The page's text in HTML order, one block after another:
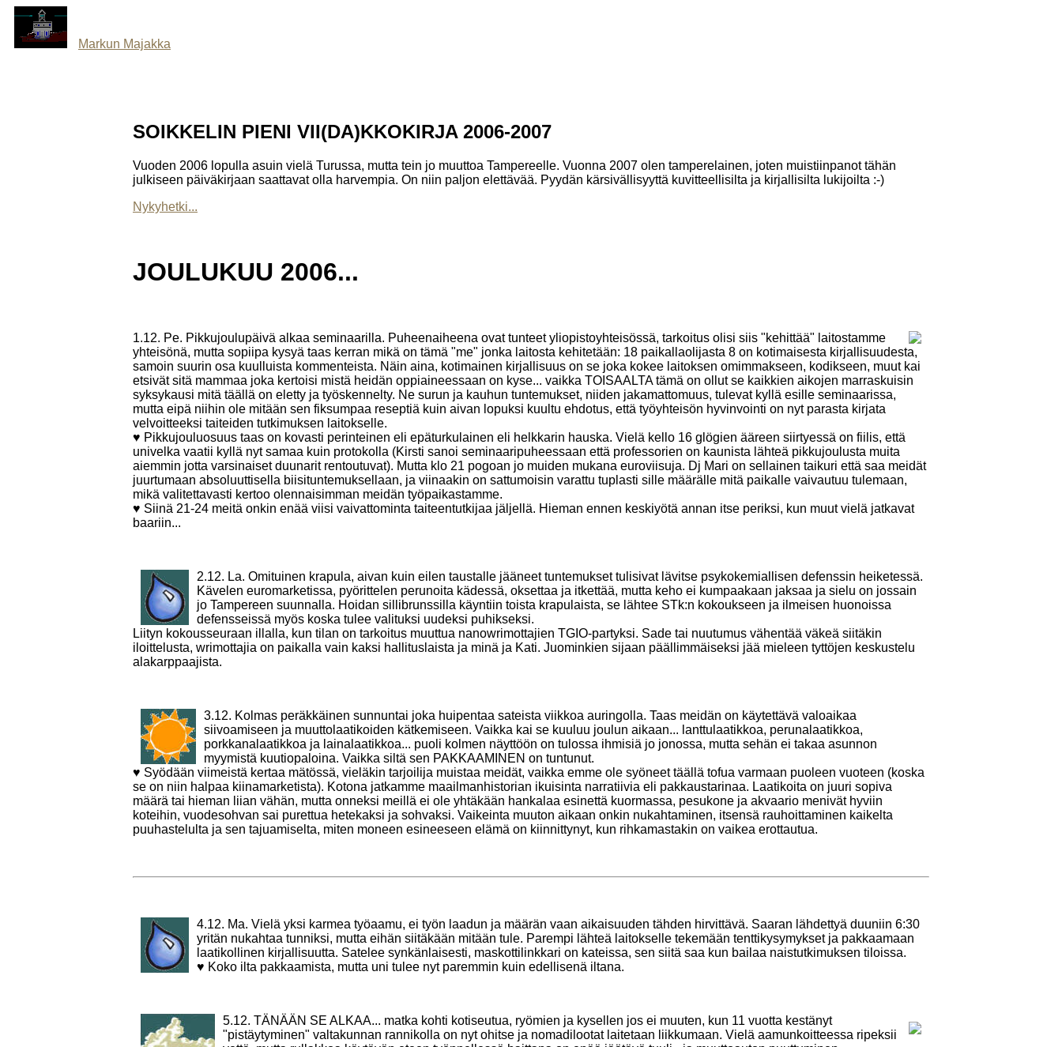
Markun Majakka
SOIKKELIN PIENI VII(DA)KKOKIRJA 2006-2007
Vuoden 2006 lopulla asuin vielä Turussa, mutta tein jo muuttoa Tampereelle. Vuonna 2007 olen tamperelainen, joten muistiinpanot tähän
julkiseen päiväkirjaan saattavat olla harvempia. On niin paljon elettävää. Pyydän kärsivällisyyttä kuvitteellisilta ja kirjallisilta lukijoilta :-)
Nykyhetki...
JOULUKUU 2006...
1.12. Pe. Pikkujoulupäivä alkaa seminaarilla. Puheenaiheena ovat tunteet yliopistoyhteisössä, tarkoitus olisi siis "kehittää" laitostamme
yhteisönä, mutta sopiipa kysyä taas kerran mikä on tämä "me" jonka laitosta kehitetään: 18 paikallaolijasta 8 on kotimaisesta kirjallisuudesta,
samoin suurin osa kuulluista kommenteista. Näin aina, kotimainen kirjallisuus on se joka kokee laitoksen omimmakseen, kodikseen, muut kai
etsivät sitä mammaa joka kertoisi mistä heidän oppiaineessaan on kyse... vaikka TOISAALTA tämä on ollut se kaikkien aikojen marraskuisin
syksykausi mitä täällä on eletty ja työskennelty. Ne surun ja kauhun tuntemukset, niiden jakamattomuus, tulevat kyllä esille seminaarissa,
mutta eipä niihin ole mitään sen fiksumpaa reseptiä kuin aivan lopuksi kuultu ehdotus, että työyhteisön hyvinvointi on nyt parasta kirjata
velvoitteeksi taiteiden tutkimuksen laitokselle.
♥ Pikkujouluosuus taas on kovasti perinteinen eli epäturkulainen eli helkkarin hauska. Vielä kello 16 glögien ääreen siirtyessä on fiilis, että
univelka vaatii kyllä nyt samaa kuin protokolla (Kirsti sanoi seminaaripuheessaan että professorien on kaunista lähteä pikkujoulusta muita
aiemmin jotta varsinaiset duunarit rentoutuvat). Mutta klo 21 pogoan jo muiden mukana euroviisuja. Dj Mari on sellainen taikuri että saa meidät
juurtumaan absoluuttisella biisituntemuksellaan, ja viinaakin on sattumoisin varattu tuplasti sille määrälle mitä paikalle vaivautuu tulemaan,
mikä valitettavasti kertoo olennaisimman meidän työpaikastamme.
♥ Siinä 21-24 meitä onkin enää viisi vaivattominta taiteentutkijaa jäljellä. Hieman ennen keskiyötä annan itse periksi, kun muut vielä jatkavat
baariin...
2.12. La. Omituinen krapula, aivan kuin eilen taustalle jääneet tuntemukset tulisivat lävitse psykokemiallisen defenssin heiketessä.
Kävelen euromarketissa, pyörittelen perunoita kädessä, oksettaa ja itkettää, mutta keho ei kumpaakaan jaksaa ja sielu on jossain
jo Tampereen suunnalla. Hoidan sillibrunssilla käyntiin toista krapulaista, se lähtee STk:n kokoukseen ja ilmeisen huonoissa
defensseissä myös koska tulee valituksi uudeksi puhikseksi.
Liityn kokousseuraan illalla, kun tilan on tarkoitus muuttua nanowrimottajien TGIO-partyksi. Sade tai nuutumus vähentää väkeä siitäkin
iloittelusta, wrimottajia on paikalla vain kaksi hallituslaista ja minä ja Kati. Juominkien sijaan päällimmäiseksi jää mieleen tyttöjen keskustelu
alakarppaajista.
3.12. Kolmas peräkkäinen sunnuntai joka huipentaa sateista viikkoa auringolla. Taas meidän on käytettävä valoaikaa
siivoamiseen ja muuttolaatikoiden kätkemiseen. Vaikka kai se kuuluu joulun aikaan... lanttulaatikkoa, perunalaatikkoa,
porkkanalaatikkoa ja lainalaatikkoa... puoli kolmen näyttöön on tulossa ihmisiä jo jonossa, mutta sehän ei takaa asunnon
myymistä kuutiopaloina. Vaikka siltä sen PAKKAAMINEN on tuntunut.
♥ Syödään viimeistä kertaa mätössä, vieläkin tarjoilija muistaa meidät, vaikka emme ole syöneet täällä tofua varmaan puoleen vuoteen (koska
se on niin halpaa kiinamarketista). Kotona jatkamme maailmanhistorian ikuisinta narratiivia eli pakkaustarinaa. Laatikoita on juuri sopiva
määrä tai hieman liian vähän, mutta onneksi meillä ei ole yhtäkään hankalaa esinettä kuormassa, pesukone ja akvaario menivät hyviin
koteihin, vuodesohvan sai purettua hetekaksi ja sohvaksi. Vaikeinta muuton aikaan onkin nukahtaminen, itsensä rauhoittaminen kaikelta
puuhastelulta ja sen tajuamiselta, miten moneen esineeseen elämä on kiinnittynyt, kun rihkamastakin on vaikea erottautua.
4.12. Ma. Vielä yksi karmea työaamu, ei työn laadun ja määrän vaan aikaisuuden tähden hirvittävä. Saaran lähdettyä duuniin 6:30
yritän nukahtaa tunniksi, mutta eihän siitäkään mitään tule. Parempi lähteä laitokselle tekemään tenttikysymykset ja pakkaamaan
laatikollinen kirjallisuutta. Satelee synkänlaisesti, maskottilinkkari on kateissa, sen siitä saa kun bailaa naistutkimuksen tiloissa.
♥ Koko ilta pakkaamista, mutta uni tulee nyt paremmin kuin edellisenä iltana.
5.12. TÄNÄÄN SE ALKAA... matka kohti kotiseutua, ryömien ja kysellen jos ei muuten, kun 11 vuotta kestänyt
"pistäytyminen" valtakunnan rannikolla on nyt ohitse ja nomadilootat laitetaan liikkumaan. Vielä aamunkoitteessa ripeksii